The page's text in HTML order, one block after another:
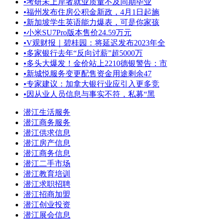
•福州发布住房公积金新政，4月1日起施
•新加坡学生英语能力爆表，可是你家孩
•小米SU7Pro版本售价24.59万元
•V观财报｜碧桂园：将延迟发布2023年全
•多家银行去年“反向讨薪”超5000万
•多头大爆发！金价站上2210德银警告：市
•新城悦服务变更配售资金用途剩余47
•专家建议：加拿大银行业应引入更多竞
•因从业人员信息与事实不符，私募“黑
潜江生活服务
潜江商务服务
潜江供求信息
潜江房产信息
潜江商务信息
潜江二手市场
潜江教育培训
潜江求职招聘
潜江招商加盟
潜江创业投资
潜江展会信息